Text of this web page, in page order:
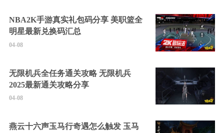
NBA2K手游真实礼包码分享 美职篮全
明星最新兑换码汇总
04-08
无限机兵全任务通关攻略 无限机兵
2025最新通关攻略分享
04-08
燕云十六声玉马行奇遇怎么触发 玉马